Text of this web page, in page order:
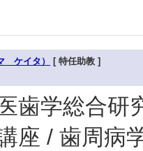
ケイタ） [ 特任助教 ]
歯学総合研
座 / 歯周病